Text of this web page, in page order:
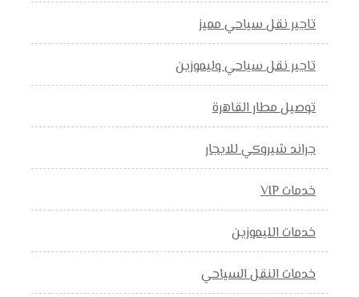
تاجير نقل سياحي مميز
تاجير نقل سياحي وليموزين
توصيل مطار القاهرة
جراند شيروكي للايجار
خدمات VIP
خدمات الليموزين
خدمات النقل السياحي